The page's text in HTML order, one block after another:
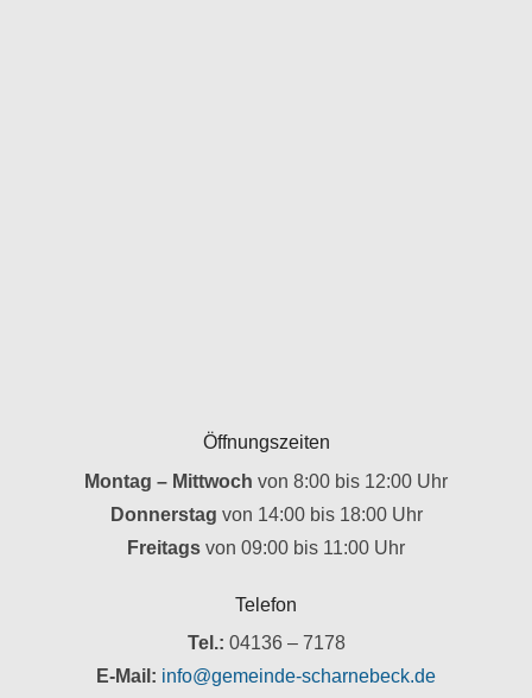
Öffnungszeiten
Montag – Mittwoch von 8:00 bis 12:00 Uhr
Donnerstag von 14:00 bis 18:00 Uhr
Freitags von 09:00 bis 11:00 Uhr
Telefon
Tel.: 04136 – 7178
E-Mail: info@gemeinde-scharnebeck.de